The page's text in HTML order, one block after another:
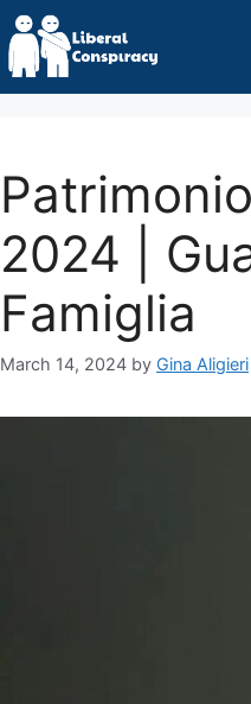
2024 |
Famiglia
March 14, 2024 by Gina Aligieri